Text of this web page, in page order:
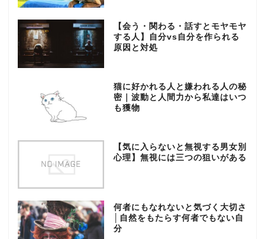
【会う・関わる・話すとモヤモヤ
する人】自分vs自分を作られる
原因と対処
猫に好かれる人と嫌われる人の秘
密｜波動と人間力から私達はいつ
も獲物
【気に入らないと無視する男女別
心理】無視には三つの狙いがある
何者にもなれないと気づく大切さ
│自然をもたらす何者でもない自
分